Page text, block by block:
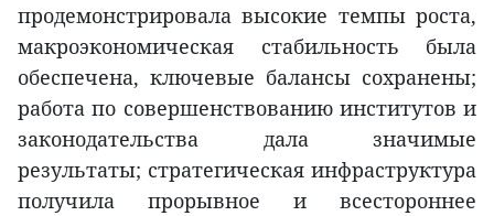
продемонстрировала высокие темпы роста,
макроэкономическая стабильность была
обеспечена, ключевые балансы сохранены;
работа по совершенствованию институтов и
законодательства дала значимые
результаты; стратегическая инфраструктура
получила прорывное и всестороннее